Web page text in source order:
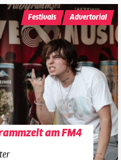
am FM4
Festivals Advertorial